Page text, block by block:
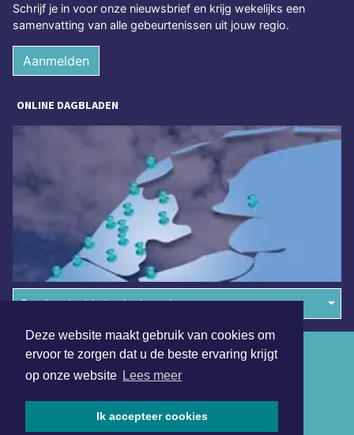
Deze website maakt gebruik van cookies om
ervoor te zorgen dat u de beste ervaring krijgt
op onze website Lees meer
Ik accepteer cookies
Schrijf je in voor onze nieuwsbrief en krijg wekelijks een
samenvatting van alle gebeurtenissen uit jouw regio.
Aanmelden
ONLINE DAGBLADEN
Overige dagbladen in de regio
Algemene voorwaarden
Disclaimer